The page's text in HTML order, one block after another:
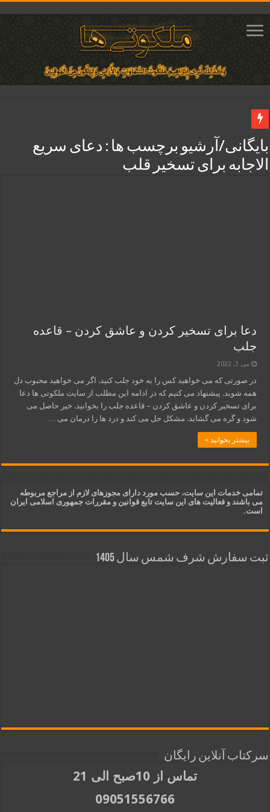
دعای مجرب برای فروش سریع کالا و رونق فروش مغازه | متن آیات، روش انجام و
دعای ایجاد عشق و محبت آتشین در قلب معشوق | متن دعا، روش خواندن
بایگانی/آرشیو برچسب ها : دعای سریع
الاجابه برای تسخیر قلب
دعا برای تسخیر کردن و عاشق کردن – قاعده
جلب
می 3, 2022
در صورتی که می خواهید کس را به خود جلب کنید. اگر می خواهید محبوب دل
همه شوید. پیشنهاد می کنیم که در ادامه این مطلب از سایت ملکوتی ها دعا
برای تسخیر کردن و عاشق کردن – قاعده جلب را بخوانید. خیر حاصل می
شود و گره می گشاید. مشکل حل می کند و درد ها را درمان می …
بیشتر بخوانید »
تمامی خدمات این سایت، حسب مورد دارای مجوزهای لازم از مراجع مربوطه
می باشند و فعالیت های این سایت تابع قوانین و مقررات جمهوری اسلامی ایران
است.
ثبت سفارش شرف شمس سال 1405
سرکتاب آنلاین رایگان
تماس از 10صبح الی 21
09051556766